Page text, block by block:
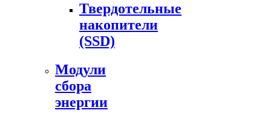
Твердотельные
накопители
(SSD)
Модули
сбора
энергии